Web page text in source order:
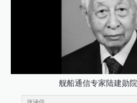
舰船通信专家陆建勋